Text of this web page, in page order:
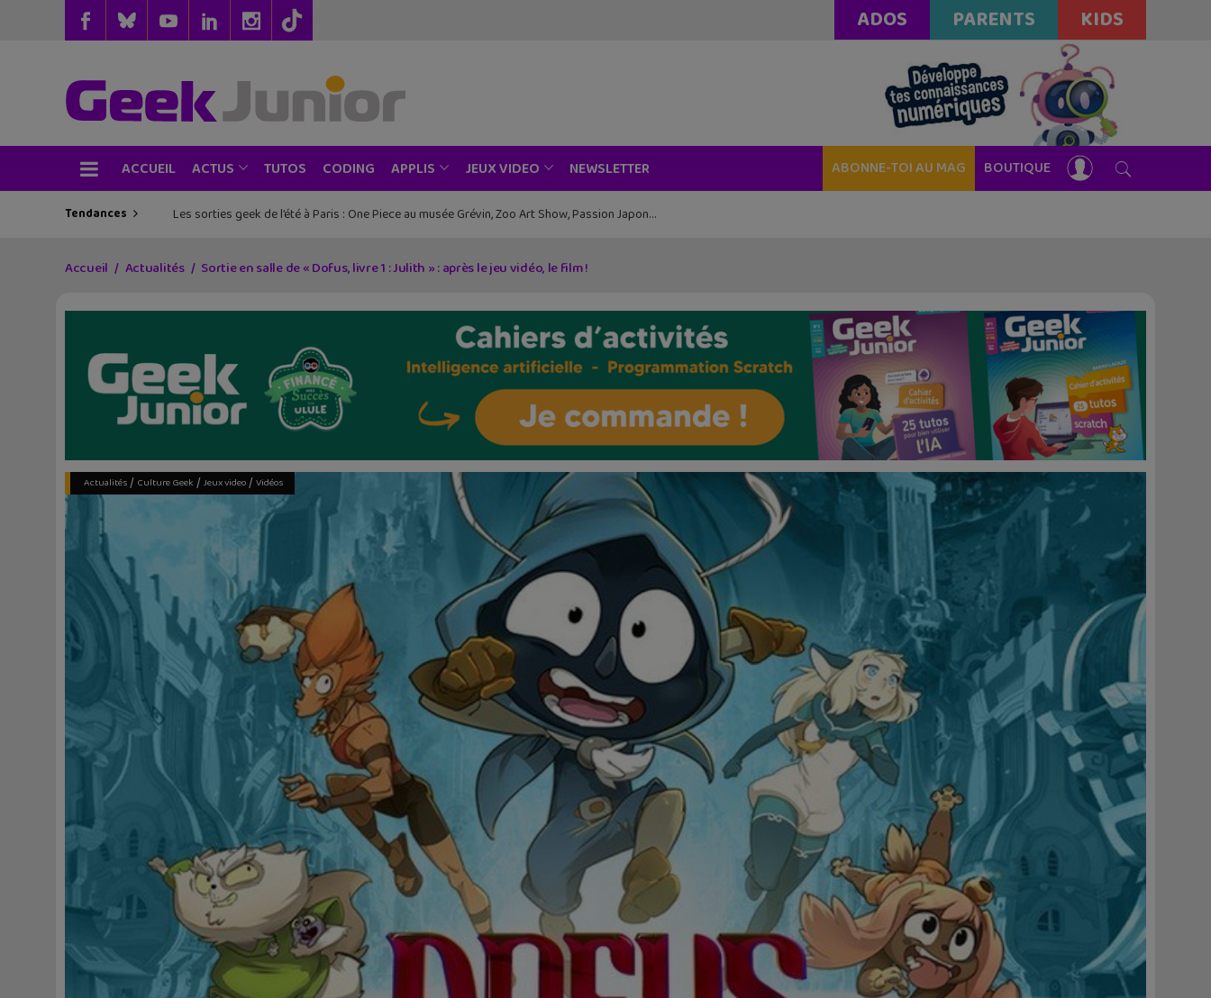
ADOS PARENTS KIDS
ACCUEIL ACTUS TUTOS CODING APPLIS JEUX VIDEO NEWSLETTER ABONNE-TOI AU MAG BOUTIQUE
Tendances Les sorties geek de l’été à Paris : One Piece au musée Grévin, Zoo Art Show, Passion Japon…
Accueil Actualités Sortie en salle de « Dofus, livre 1 : Julith » : après le jeu vidéo, le film !
Actualités/ Culture Geek / Jeux video/ Vidéos